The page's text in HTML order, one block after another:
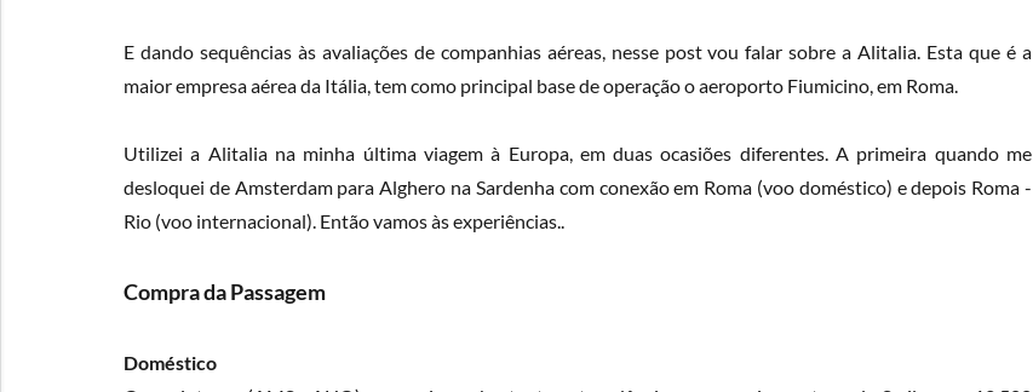
E dando sequências às avaliações de companhias aéreas, nesse post vou falar sobre a Alitalia. Esta que é a
maior empresa aérea da Itália, tem como principal base de operação o aeroporto Fiumicino, em Roma.
Utilizei a Alitalia na minha última viagem à Europa, em duas ocasiões diferentes. A primeira quando me
desloquei de Amsterdam para Alghero na Sardenha com conexão em Roma (voo doméstico) e depois Roma -
Rio (voo internacional). Então vamos às experiências..
Compra da Passagem
Doméstico